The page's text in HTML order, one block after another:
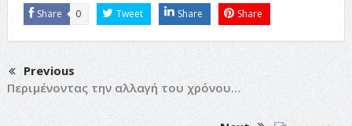
Share 0 Tweet Share Share
Previous
Περιμένοντας την αλλαγή του χρόνου…